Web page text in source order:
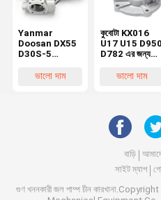
Yanmar
Doosan DX55
D30S-5
Water Pump
ভালো দাম
কুবোটা KX016
U17 U15 D950
D782 এর জন্য
পাম্প এক্সক্যাভেটর
ভালো দাম
বাড়ি
সাইট ম্যাপ
গুণ খননকারী জল পাম্প চীন